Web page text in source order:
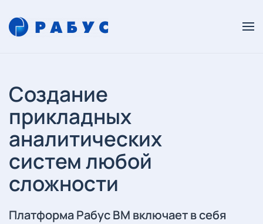
Создание
прикладных
аналитических
систем любой
сложности
Платформа Рабус ВМ включает в себя